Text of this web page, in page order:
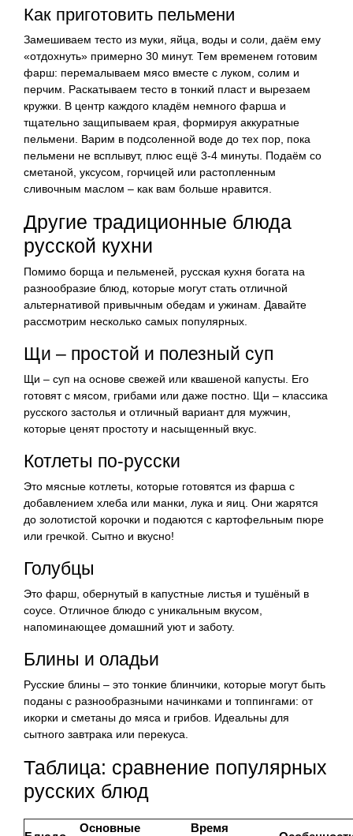
Как приготовить пельмени
Замешиваем тесто из муки, яйца, воды и соли, даём ему
«отдохнуть» примерно 30 минут. Тем временем готовим
фарш: перемалываем мясо вместе с луком, солим и
перчим. Раскатываем тесто в тонкий пласт и вырезаем
кружки. В центр каждого кладём немного фарша и
тщательно защипываем края, формируя аккуратные
пельмени. Варим в подсоленной воде до тех пор, пока
пельмени не всплывут, плюс ещё 3-4 минуты. Подаём со
сметаной, уксусом, горчицей или растопленным
сливочным маслом – как вам больше нравится.
Другие традиционные блюда
русской кухни
Помимо борща и пельменей, русская кухня богата на
разнообразие блюд, которые могут стать отличной
альтернативой привычным обедам и ужинам. Давайте
рассмотрим несколько самых популярных.
Щи – простой и полезный суп
Щи – суп на основе свежей или квашеной капусты. Его
готовят с мясом, грибами или даже постно. Щи – классика
русского застолья и отличный вариант для мужчин,
которые ценят простоту и насыщенный вкус.
Котлеты по-русски
Это мясные котлеты, которые готовятся из фарша с
добавлением хлеба или манки, лука и яиц. Они жарятся
до золотистой корочки и подаются с картофельным пюре
или гречкой. Сытно и вкусно!
Голубцы
Это фарш, обернутый в капустные листья и тушёный в
соусе. Отличное блюдо с уникальным вкусом,
напоминающее домашний уют и заботу.
Блины и оладьи
Русские блины – это тонкие блинчики, которые могут быть
поданы с разнообразными начинками и топпингами: от
икорки и сметаны до мяса и грибов. Идеальны для
сытного завтрака или перекуса.
Таблица: сравнение популярных
русских блюд
Основные Время